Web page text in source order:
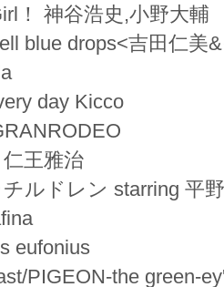
！ 神谷浩史,小野大輔
blue drops<吉田仁美
day Kicco
王雅治
ルドレン starring 平
eufonius
PIGEON-the green-